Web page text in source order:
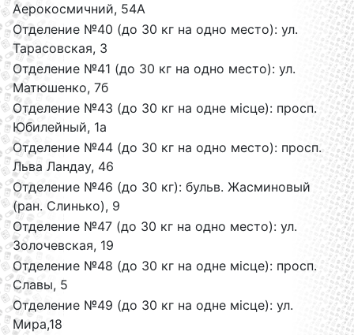
Аерокосмичний, 54А
Отделение №40 (до 30 кг на одно место): ул.
Тарасовская, 3
Отделение №41 (до 30 кг на одно место): ул.
Матюшенко, 7б
Отделение №43 (до 30 кг на одне місце): просп.
Юбилейный, 1а
Отделение №44 (до 30 кг на одно место): просп.
Льва Ландау, 46
Отделение №46 (до 30 кг): бульв. Жасминовый
(ран. Слинько), 9
Отделение №47 (до 30 кг на одно место): ул.
Золочевская, 19
Отделение №48 (до 30 кг на одне місце): просп.
Славы, 5
Отделение №49 (до 30 кг на одне місце): ул.
Мира,18